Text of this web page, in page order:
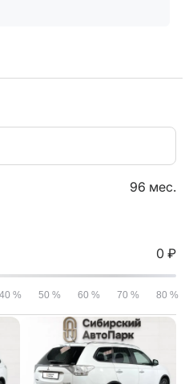
96 мес.
0 ₽
40 % 50 % 60 % 70 % 80 %